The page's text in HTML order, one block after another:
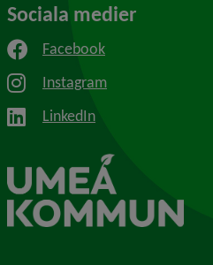
Sociala medier
Facebook
Instagram
LinkedIn